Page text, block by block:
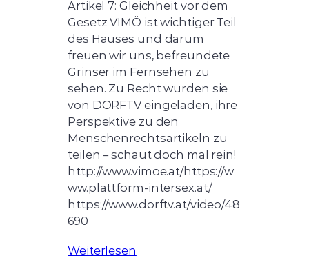
Artikel 7: Gleichheit vor dem
Gesetz VIMÖ ist wichtiger Teil
des Hauses und darum
freuen wir uns, befreundete
Grinser im Fernsehen zu
sehen. Zu Recht wurden sie
von DORFTV eingeladen, ihre
Perspektive zu den
Menschenrechtsartikeln zu
teilen – schaut doch mal rein!
http://www.vimoe.at/https://w
ww.plattform-intersex.at/
https://www.dorftv.at/video/48
690
Weiterlesen